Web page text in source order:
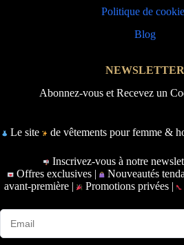
Politique de
Blog
NEWSLETTER
Abonnez-vous et Recevez un
Le site de vêtements pour femme &
Inscrivez-vous à notre
Offres exclusives |
Nouveautés
avant-première | Promotions privées |